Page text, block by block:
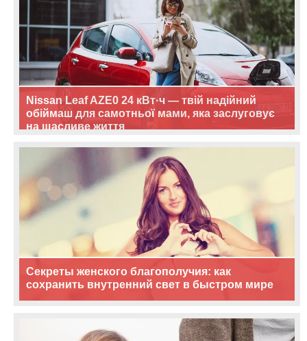
Nissan Leaf AZE0 24 кВт·ч — твій надійний
обіймаш для самотньої мами, яка заслуговує
на щасливе життя
Секреты женского благополучия: как
сохранить внутренний свет в быстром мире